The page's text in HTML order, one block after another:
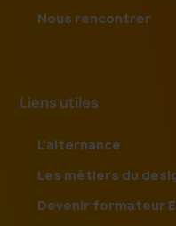
Nous rencontrer
Liens utiles
L'alternance
Les métiers du
Devenir formateur